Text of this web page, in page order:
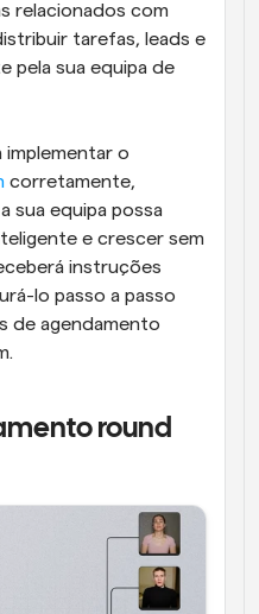
relacionados com
tarefas, leads e
pela sua equipa de
corretamente,
sua equipa possa
e crescer sem
instruções
lo passo a passo
de agendamento
round